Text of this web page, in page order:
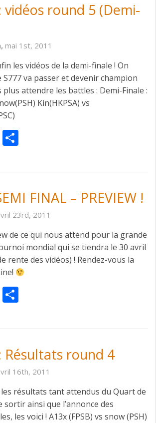
vidéos round 5 (Demi-
mai 1st, 2011
les vidéos de la demi-finale ! On
va passer et devenir champion
plus attendre les battles : Demi-Finale :
Kin(HKPSA) vs
Email
FINAL – PREVIEW !
23rd, 2011
de ce qui nous attend pour la grande
mondial qui se tiendra le 30 avril
rente des vidéos) ! Rendez-vous la
Email
Résultats round 4
16th, 2011
résultats tant attendus du Quart de
ainsi que l’annonce des
les voici ! A13x (FPSB) vs snow (PSH)